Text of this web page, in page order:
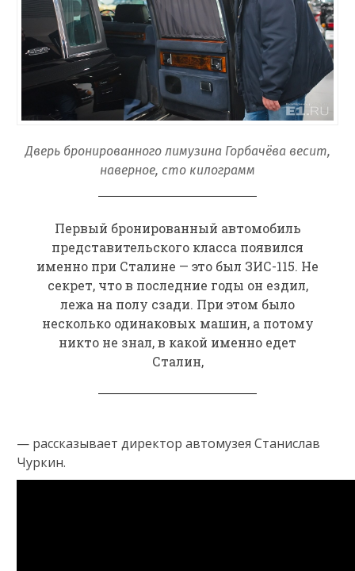
Дверь бронированного лимузина Горбачёва весит,
наверное, сто килограмм
Первый бронированный автомобиль
представительского класса появился
именно при Сталине — это был ЗИС-115. Не
секрет, что в последние годы он ездил,
лежа на полу сзади. При этом было
несколько одинаковых машин, а потому
никто не знал, в какой именно едет
Сталин,
— рассказывает директор автомузея Станислав
Чуркин.